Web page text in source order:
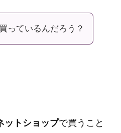
っているんだろう？
ットショップで買うこと